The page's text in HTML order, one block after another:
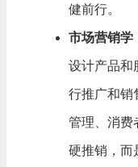
健前行。
市场营销学
设计产品和
行推广和销
管理、消费
硬推销，而